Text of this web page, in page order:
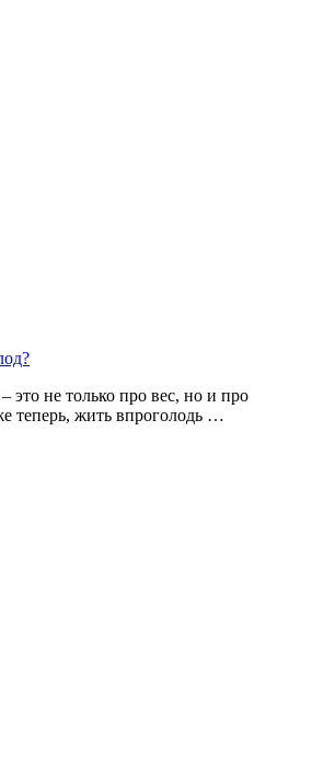
это не только про вес, но и про
теперь, жить впроголодь …